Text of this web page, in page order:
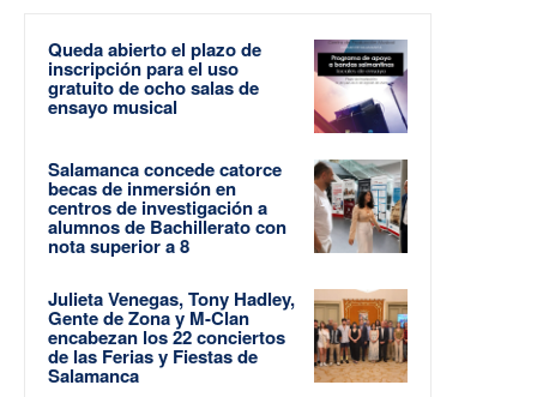
Queda abierto el plazo de
inscripción para el uso
gratuito de ocho salas de
ensayo musical
Salamanca concede catorce
becas de inmersión en
centros de investigación a
alumnos de Bachillerato con
nota superior a 8
Julieta Venegas, Tony Hadley,
Gente de Zona y M-Clan
encabezan los 22 conciertos
de las Ferias y Fiestas de
Salamanca